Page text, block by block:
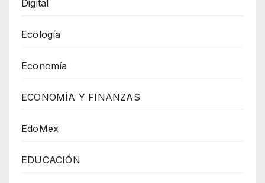
Digital
Ecología
Economía
ECONOMÍA Y FINANZAS
EdoMex
EDUCACIÓN